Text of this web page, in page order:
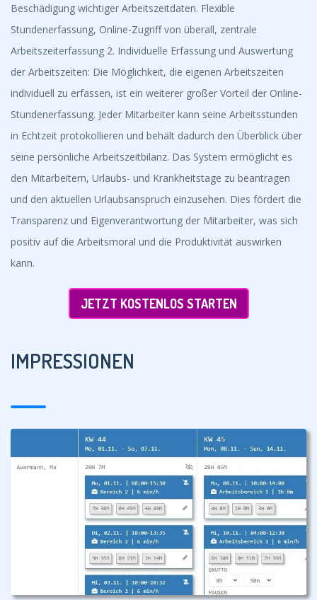
Beschädigung wichtiger Arbeitszeitdaten. Flexible
Stundenerfassung, Online-Zugriff von überall, zentrale
Arbeitszeiterfassung 2. Individuelle Erfassung und Auswertung
der Arbeitszeiten: Die Möglichkeit, die eigenen Arbeitszeiten
individuell zu erfassen, ist ein weiterer großer Vorteil der Online-
Stundenerfassung. Jeder Mitarbeiter kann seine Arbeitsstunden
in Echtzeit protokollieren und behält dadurch den Überblick über
seine persönliche Arbeitszeitbilanz. Das System ermöglicht es
den Mitarbeitern, Urlaubs- und Krankheitstage zu beantragen
und den aktuellen Urlaubsanspruch einzusehen. Dies fördert die
Transparenz und Eigenverantwortung der Mitarbeiter, was sich
positiv auf die Arbeitsmoral und die Produktivität auswirken
kann.
JETZT KOSTENLOS STARTEN
IMPRESSIONEN